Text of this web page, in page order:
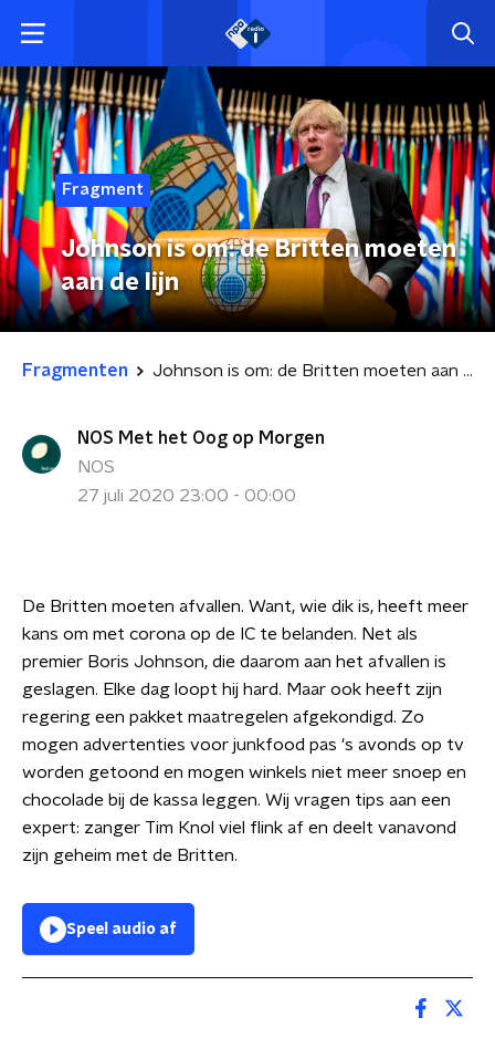
Fragment
Johnson is om: de Britten moeten
aan de lijn
Fragmenten Johnson is om: de Britten moeten aan de lijn
NOS Met het Oog op Morgen
NOS
27 juli 2020 23:00 - 00:00
De Britten moeten afvallen. Want, wie dik is, heeft meer
kans om met corona op de IC te belanden. Net als
premier Boris Johnson, die daarom aan het afvallen is
geslagen. Elke dag loopt hij hard. Maar ook heeft zijn
regering een pakket maatregelen afgekondigd. Zo
mogen advertenties voor junkfood pas 's avonds op tv
worden getoond en mogen winkels niet meer snoep en
chocolade bij de kassa leggen. Wij vragen tips aan een
expert: zanger Tim Knol viel flink af en deelt vanavond
zijn geheim met de Britten.
Speel audio af